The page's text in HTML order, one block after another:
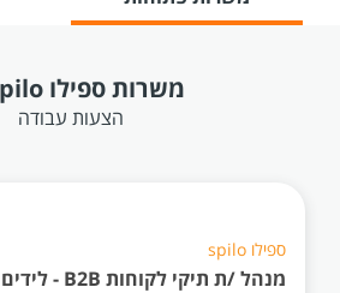
משרות ספילו spilo
הצעות עבודה
ספילו spilo
מנהל /ת תיקי לקוחות B2B - לידים חמים, שכר גבוה!